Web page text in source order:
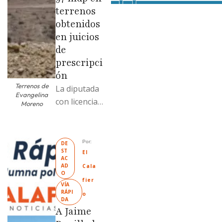
Terrenos de
Evangelina
Moreno
terrenos
obtenidos
en juicios
de
prescripci
ón
La diputada
con licencia
antecedente
s de
prescripción
positiva; uno
fue
revendido
329% por
DE
ST
AC
AD
O
VÍA
RÁPI
DA
Por:
El
Cala
fier
o
A Jaime